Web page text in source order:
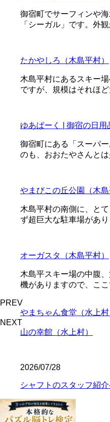
御宿町でサーフィンや
「シーガル」です。外
たかやしろ（木島平村）
木島平村にあるスキー
ですが、規模はそれほ
ゆあぱーく | 御宿の日
御宿町にある「スーパ
のも、おおたやさんと
やまびこの丘公園（木島
木島平村の南側に、と
ず超巨大な駐車場があ
オーガスタ（木島平村）
木島平スキー場の中腹
機がありますので、こ
PREV
やまちゃん食堂（水上村
NEXT
山の幸館（水上村）
2026/07/28
シャフトのスタッフ紹